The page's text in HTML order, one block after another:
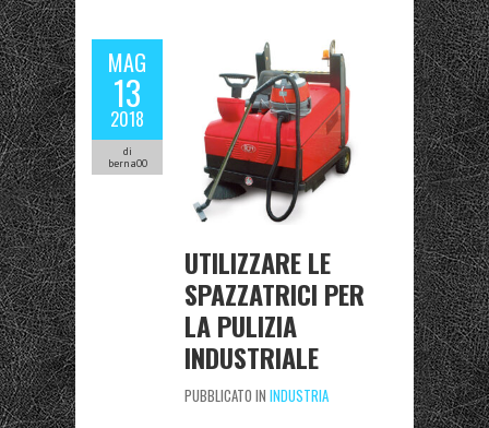
MAG
13
2018
di
berna00
UTILIZZARE LE
SPAZZATRICI PER
LA PULIZIA
INDUSTRIALE
PUBBLICATO IN INDUSTRIA